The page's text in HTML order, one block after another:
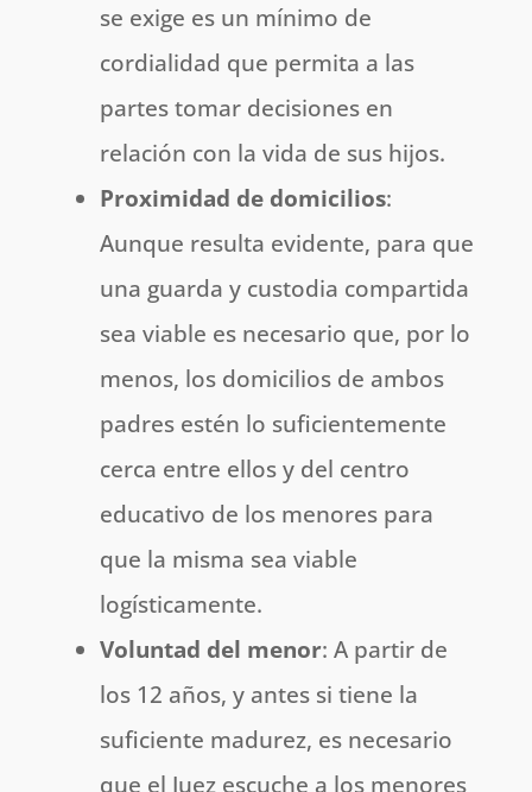
se exige es un mínimo de
cordialidad que permita a las
partes tomar decisiones en
relación con la vida de sus hijos.
Proximidad de domicilios:
Aunque resulta evidente, para que
una guarda y custodia compartida
sea viable es necesario que, por lo
menos, los domicilios de ambos
padres estén lo suficientemente
cerca entre ellos y del centro
educativo de los menores para
que la misma sea viable
logísticamente.
Voluntad del menor: A partir de
los 12 años, y antes si tiene la
suficiente madurez, es necesario
que el Juez escuche a los menores